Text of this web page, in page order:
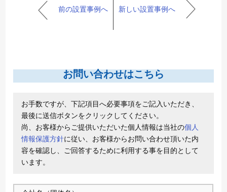
前の設置事例へ 新しい設置事例へ
お問い合わせはこちら
お手数ですが、下記項目へ必要事項をご記入いただき、
最後に送信ボタンをクリックしてください。
尚、お客様からご提供いただいた個人情報は当社の個人
情報保護方針に従い、お客様からお問い合わせ頂いた内
容を確認し、ご回答するために利用する事を目的として
います。